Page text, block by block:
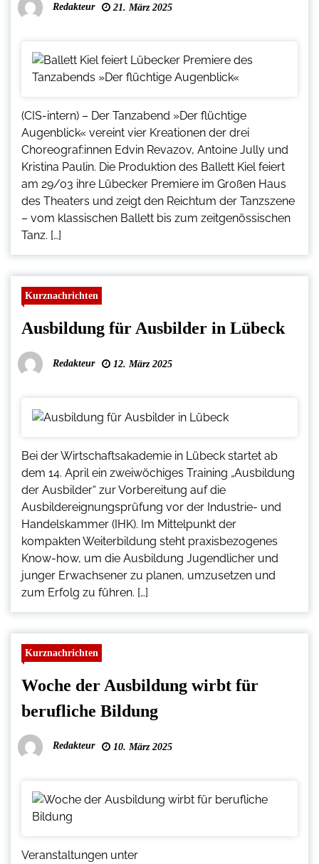
Redakteur 21. März 2025
(CIS-intern) – Der Tanzabend »Der flüchtige
Augenblick« vereint vier Kreationen der drei
Choreograf:innen Edvin Revazov, Antoine Jully und
Kristina Paulin. Die Produktion des Ballett Kiel feiert
am 29/03 ihre Lübecker Premiere im Großen Haus
des Theaters und zeigt den Reichtum der Tanzszene
– vom klassischen Ballett bis zum zeitgenössischen
Tanz. […]
Kurznachrichten
Ausbildung für Ausbilder in Lübeck
Redakteur 12. März 2025
Bei der Wirtschaftsakademie in Lübeck startet ab
dem 14. April ein zweiwöchiges Training „Ausbildung
der Ausbilder“ zur Vorbereitung auf die
Ausbildereignungsprüfung vor der Industrie- und
Handelskammer (IHK). Im Mittelpunkt der
kompakten Weiterbildung steht praxisbezogenes
Know-how, um die Ausbildung Jugendlicher und
junger Erwachsener zu planen, umzusetzen und
zum Erfolg zu führen. […]
Kurznachrichten
Woche der Ausbildung wirbt für
berufliche Bildung
Redakteur 10. März 2025
Veranstaltungen unter